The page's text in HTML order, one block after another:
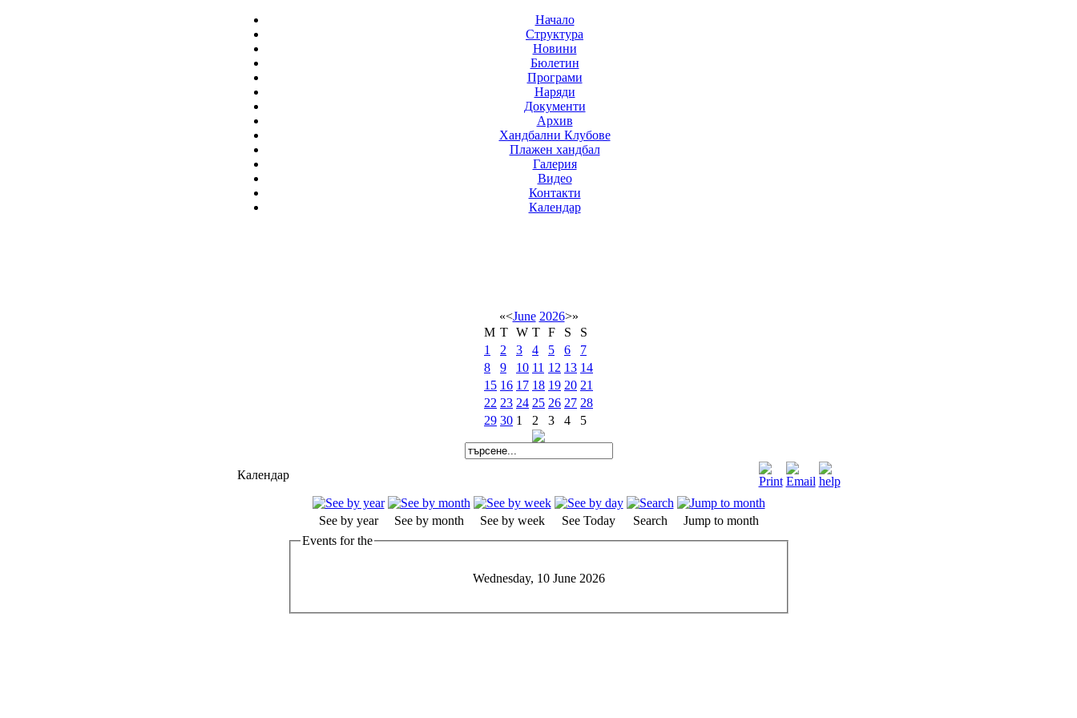
Начало
Структура
Новини
Бюлетин
Програми
Наряди
Документи
Архив
Хандбални Клубове
Плажен хандбал
Галерия
Видео
Контакти
Календар
«<June 2026>»
M T W T F S
S
1
2 3 4 5 6
7
8
9 10 11 12 13 14
15 16 17 18 19 20 21
22 23 24 25 26 27 28
29 30 1 2 3 4 5
Календар
See by year See by month See by week See Today Search
Jump to month
Events for the
Wednesday, 10 June 2026